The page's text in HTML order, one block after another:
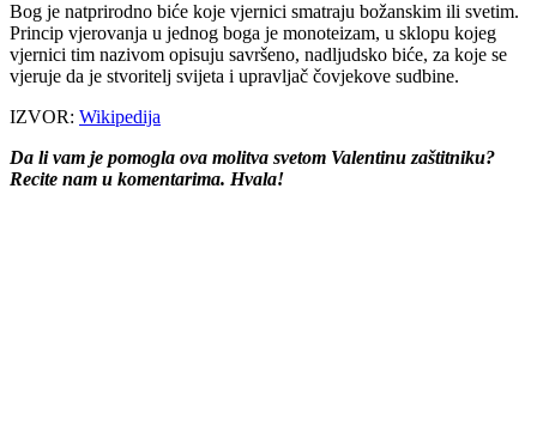
Bog je natprirodno biće koje vjernici smatraju božanskim ili svetim.
Princip vjerovanja u jednog boga je monoteizam, u sklopu kojeg
vjernici tim nazivom opisuju savršeno, nadljudsko biće, za koje se
vjeruje da je stvoritelj svijeta i upravljač čovjekove sudbine.
IZVOR: Wikipedija
Da li vam je pomogla ova molitva svetom Valentinu zaštitniku?
Recite nam u komentarima. Hvala!